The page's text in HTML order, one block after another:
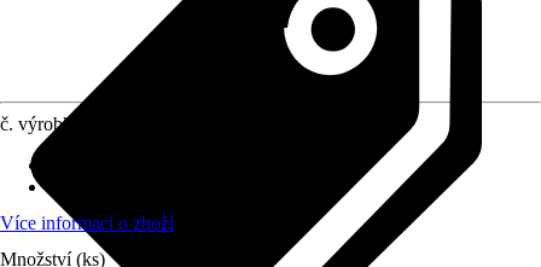
č. výrobku
Více informací o zboží
Množství (ks)